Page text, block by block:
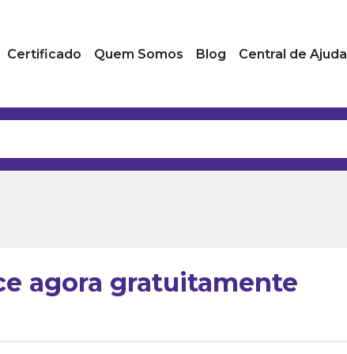
Certificado Quem Somos Blog Central de Ajuda
agora gratuitamente